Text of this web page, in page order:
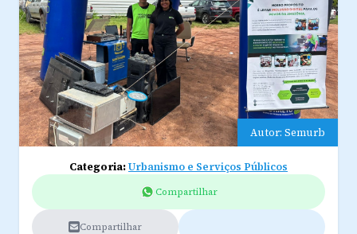
Autor: Semurb
Categoria:Urbanismo e Serviços Públicos
Compartilhar
Compartilhar